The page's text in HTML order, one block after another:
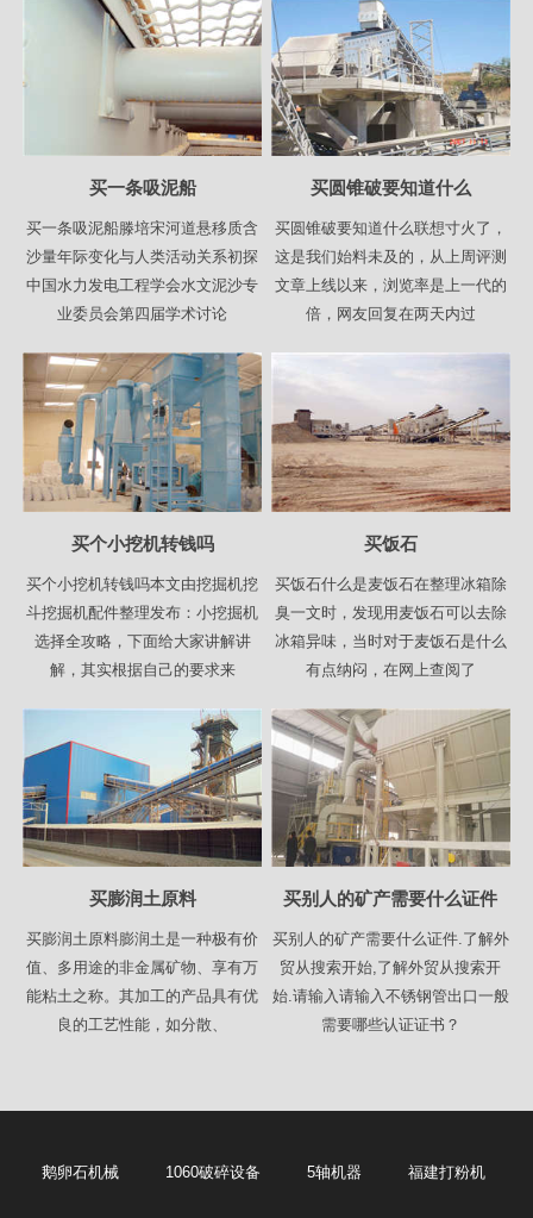
买一条吸泥船
买一条吸泥船滕培宋河道悬移质含
沙量年际变化与人类活动关系初探
中国水力发电工程学会水文泥沙专
业委员会第四届学术讨论
买圆锥破要知道什么
买圆锥破要知道什么联想寸火了，
这是我们始料未及的，从上周评测
文章上线以来，浏览率是上一代的
倍，网友回复在两天内过
买个小挖机转钱吗
买个小挖机转钱吗本文由挖掘机挖
斗挖掘机配件整理发布：小挖掘机
选择全攻略，下面给大家讲解讲
解，其实根据自己的要求来
买饭石
买饭石什么是麦饭石在整理冰箱除
臭一文时，发现用麦饭石可以去除
冰箱异味，当时对于麦饭石是什么
有点纳闷，在网上查阅了
买膨润土原料
买膨润土原料膨润土是一种极有价
值、多用途的非金属矿物、享有万
能粘土之称。其加工的产品具有优
良的工艺性能，如分散、
买别人的矿产需要什么证件
买别人的矿产需要什么证件.了解外
贸从搜索开始,了解外贸从搜索开
始.请输入请输入不锈钢管出口一般
需要哪些认证证书？
鹅卵石机械 1060破碎设备 5轴机器 福建打粉机